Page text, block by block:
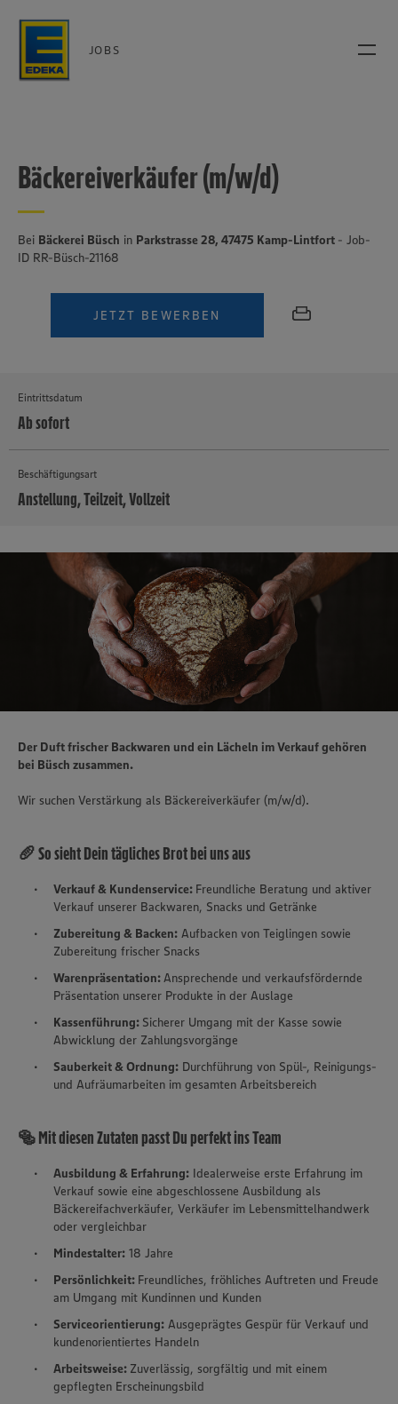
JOBS
Bäckereiverkäufer (m/w/d)
Bei Bäckerei Büsch in Parkstrasse 28, 47475 Kamp-Lintfort - Job-
ID RR-Büsch-21168
JETZT BEWERBEN
Eintrittsdatum
Ab sofort
Beschäftigungsart
Anstellung, Teilzeit, Vollzeit
Der Duft frischer Backwaren und ein Lächeln im Verkauf gehören
bei Büsch zusammen.
Wir suchen Verstärkung als Bäckereiverkäufer (m/w/d).
🥖 So sieht Dein tägliches Brot bei uns aus
Verkauf & Kundenservice: Freundliche Beratung und aktiver
Verkauf unserer Backwaren, Snacks und Getränke
Zubereitung & Backen: Aufbacken von Teiglingen sowie
Zubereitung frischer Snacks
Warenpräsentation:Ansprechende und verkaufsfördernde
Präsentation unserer Produkte in der Auslage
Kassenführung: Sicherer Umgang mit der Kasse sowie
Abwicklung der Zahlungsvorgänge
Sauberkeit & Ordnung: Durchführung von Spül-, Reinigungs-
und Aufräumarbeiten im gesamten Arbeitsbereich
🥯 Mit diesen Zutaten passt Du perfekt ins Team
Ausbildung & Erfahrung: Idealerweise erste Erfahrung im
Verkauf sowie eine abgeschlossene Ausbildung als
Bäckereifachverkäufer, Verkäufer im Lebensmittelhandwerk
oder vergleichbar
Mindestalter: 18 Jahre
Persönlichkeit: Freundliches, fröhliches Auftreten und Freude
am Umgang mit Kundinnen und Kunden
Serviceorientierung: Ausgeprägtes Gespür für Verkauf und
kundenorientiertes Handeln
Arbeitsweise: Zuverlässig, sorgfältig und mit einem
gepflegten Erscheinungsbild